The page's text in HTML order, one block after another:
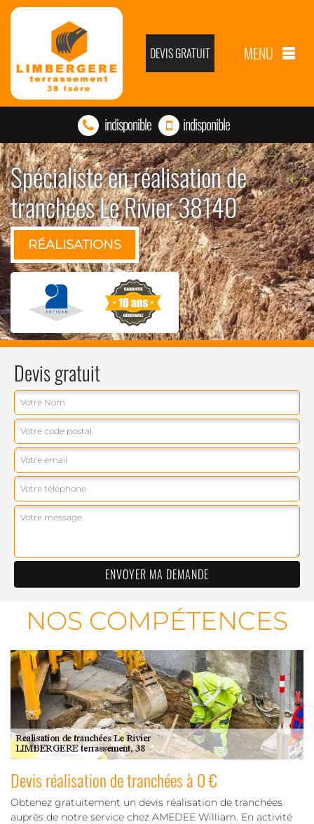
DEVIS GRATUIT MENU
indisponible indisponible
Spécialiste en réalisation de
tranchées Le Rivier 38140
RÉALISATIONS
Devis gratuit
NOS COMPÉTENCES
Devis réalisation de tranchées à 0 €
Obtenez gratuitement un devis réalisation de tranchées
auprès de notre service chez AMEDEE William. En activité